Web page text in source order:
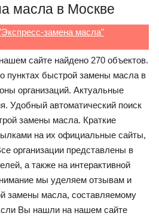
масла в Москве
замена масла"
сайте найдено 270 объектов.
пунктах быстрой замены масла в
организаций. Актуальные
Удобный автоматический поиск
замены масла. Краткие
на их официальные сайты,
организации представлены в
а также на интерактивной
мы уделяем отзывам и
замены масла, составляемому
Вы нашли на нашем сайте